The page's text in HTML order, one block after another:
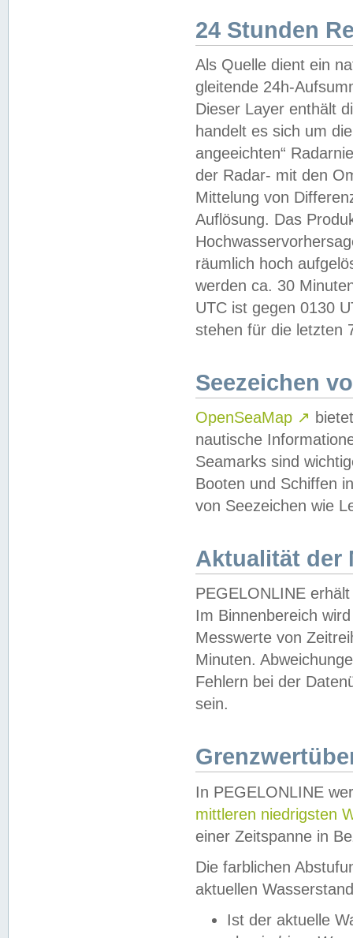
24 Stunden
Als Quelle dient ein
gleitende 24h-
Dieser Layer enthält
handelt es sich um
angeeichten“
der Radar- mit den
Mittelung von
Auflösung. Das
räumlich hoch
werden ca. 30
UTC ist gegen 0130
stehen für die letzten
Seezeichen
OpenSeaMap ↗
nautische
Seamarks sind
Booten und Schiffen
von Seezeichen wie
Aktualität der
PEGELONLINE
Im Binnenbereich
Messwerte von
Minuten.
Fehlern bei der
sein.
In PEGELONLINE
mittleren niedrigsten
einer Zeitspanne in
Die farblichen
aktuellen
Ist der aktuelle